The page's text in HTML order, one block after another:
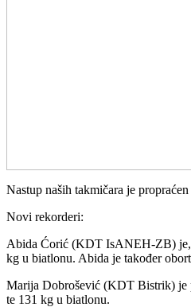
Nastup naših takmičara je
Novi rekorderi:
Abida Ćorić (KDT IsANEH-ZB) je,
kg u biatlonu. Abida je također
Marija Dobrošević (KDT Bistrik) je
te 131 kg u biatlonu.